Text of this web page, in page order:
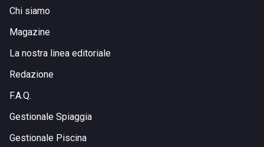
Chi siamo
Magazine
La nostra linea editoriale
Redazione
F.A.Q.
Gestionale Spiaggia
Gestionale Piscina